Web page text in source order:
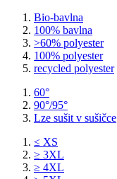
Bio-bavlna
100% bavlna
>60% polyester
100% polyester
recycled polyester
60°
90°/95°
Lze sušit v sušičce
≤ XS
≥ 3XL
≥ 4XL